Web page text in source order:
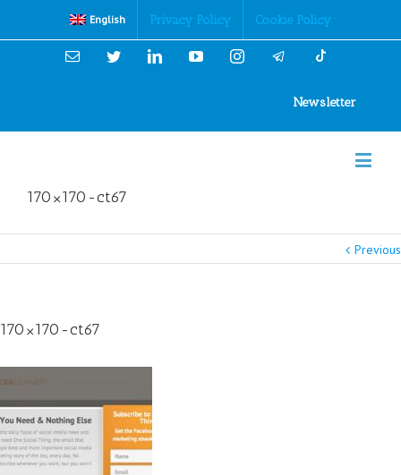
English Privacy Policy Cookie Policy
Email TwitterLinkedinYouTubeInstagram
Newsletter
170×170-ct67
Previous
170×170-ct67
Cookies Policy